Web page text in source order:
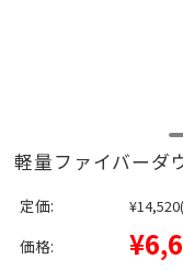
軽量ファイバーダ
定価: ¥14,520
価格: